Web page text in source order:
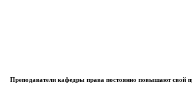
Преподаватели кафедры права постоянно повышают свой